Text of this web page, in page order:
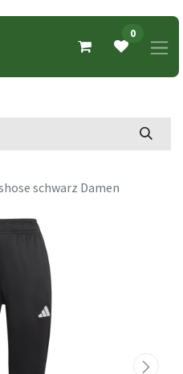
0
schwarz Damen